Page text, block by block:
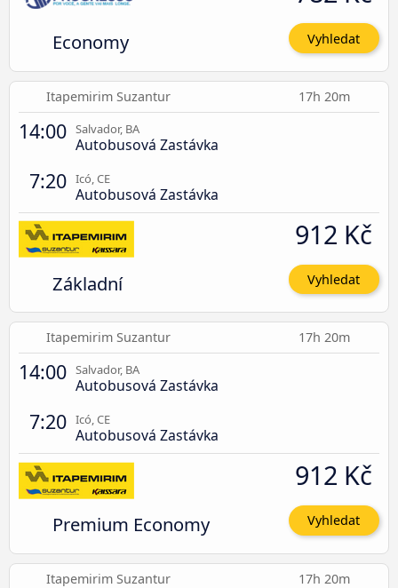
Economy Vyhledat
Itapemirim Suzantur 17h 20m
14:00 Salvador, BA
Autobusová Zastávka
7:20 Icó, CE
Autobusová Zastávka
Základní
912 Kč
Vyhledat
Itapemirim Suzantur 17h 20m
14:00 Salvador, BA
Autobusová Zastávka
7:20 Icó, CE
Autobusová Zastávka
Premium Economy
912 Kč
Vyhledat
Itapemirim Suzantur 17h 20m